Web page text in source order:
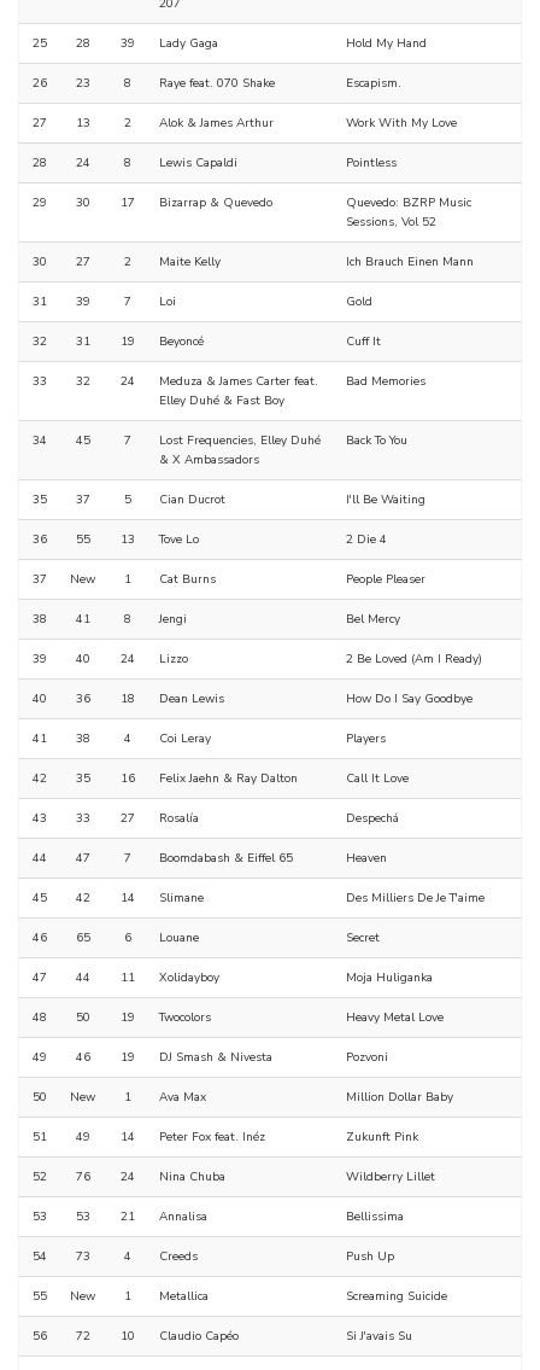
207
25 28 39 Lady Gaga Hold My Hand
26 23 8 Raye feat. 070 Shake Escapism.
27 13 2 Alok & James Arthur Work With My Love
28 24 8 Lewis Capaldi Pointless
29 30 17 Bizarrap & Quevedo
Quevedo: BZRP Music
Sessions, Vol 52
30 27 2 Maite Kelly Ich Brauch Einen Mann
31 39 7 Loi Gold
32 31 19 Beyoncé Cuff It
33 32 24
Meduza & James Carter feat.
Elley Duhé & Fast Boy
Bad Memories
34 45 7
Lost Frequencies, Elley Duhé
& X Ambassadors
Back To You
35 37 5 Cian Ducrot I'll Be Waiting
36 55 13 Tove Lo 2 Die 4
37 New 1 Cat Burns People Pleaser
38 41 8 Jengi Bel Mercy
39 40 24 Lizzo 2 Be Loved (Am I Ready)
40 36 18 Dean Lewis How Do I Say Goodbye
41 38 4 Coi Leray Players
42 35 16 Felix Jaehn & Ray Dalton Call It Love
43 33 27 Rosalía Despechá
44 47 7 Boomdabash & Eiffel 65 Heaven
45 42 14 Slimane Des Milliers De Je T'aime
46 65 6 Louane Secret
47 44 11 Xolidayboy Moja Huliganka
48 50 19 Twocolors Heavy Metal Love
49 46 19 DJ Smash & Nivesta Pozvoni
50 New 1 Ava Max Million Dollar Baby
51 49 14 Peter Fox feat. Inéz Zukunft Pink
52 76 24 Nina Chuba Wildberry Lillet
53 53 21 Annalisa Bellissima
54 73 4 Creeds Push Up
55 New 1 Metallica Screaming Suicide
56 72 10 Claudio Capéo Si J'avais Su